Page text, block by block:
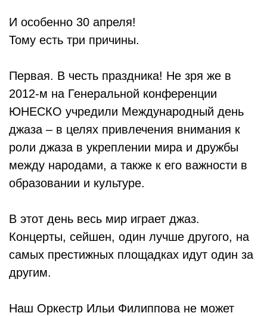
И особенно 30 апреля!
Тому есть три причины.
Первая. В честь праздника! Не зря же в
2012-м на Генеральной конференции
ЮНЕСКО учредили Международный день
джаза – в целях привлечения внимания к
роли джаза в укреплении мира и дружбы
между народами, а также к его важности в
образовании и культуре.
В этот день весь мир играет джаз.
Концерты, сейшен, один лучше другого, на
самых престижных площадках идут один за
другим.
Наш Оркестр Ильи Филиппова не может